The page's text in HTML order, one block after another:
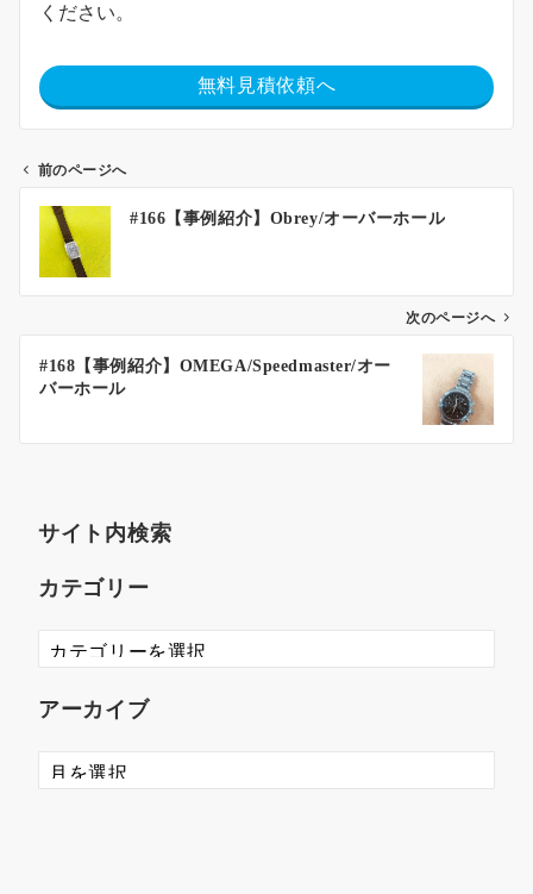
ください。
無料見積依頼へ
前のページへ
#166【事例紹介】Obrey/オーバーホール
次のページへ
#168【事例紹介】OMEGA/Speedmaster/オー
バーホール
サイト内検索
カテゴリー
アーカイブ